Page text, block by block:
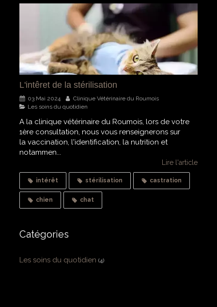
L'intêret de la stérilisation
03 Mai 2024
Clinique Vétérinaire du Roumois
Les soins du quotidien
A la clinique vétérinaire du Roumois, lors de votre
1ère consultation, nous vous renseignerons sur
la vaccination, l'identification, la nutrition et
notammen...
Lire l'article
intérêt stérilisation castration
chien chat
Catégories
Les soins du quotidien (4)